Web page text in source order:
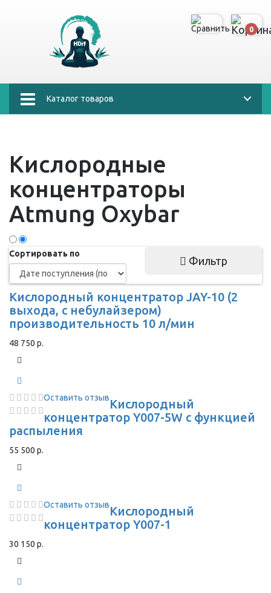
0
Каталог товаров
Кислородные
концентраторы
Atmung Oxybar
Сортировать по
Фильтр
Кислородный концентратор JAY-10 (2
выхода, с небулайзером)
производительность 10 л/мин
48 750 р.
Оставить отзывКислородный
концентратор Y007-5W с функцией
распыления
55 500 р.
Оставить отзывКислородный
концентратор Y007-1
30 150 р.